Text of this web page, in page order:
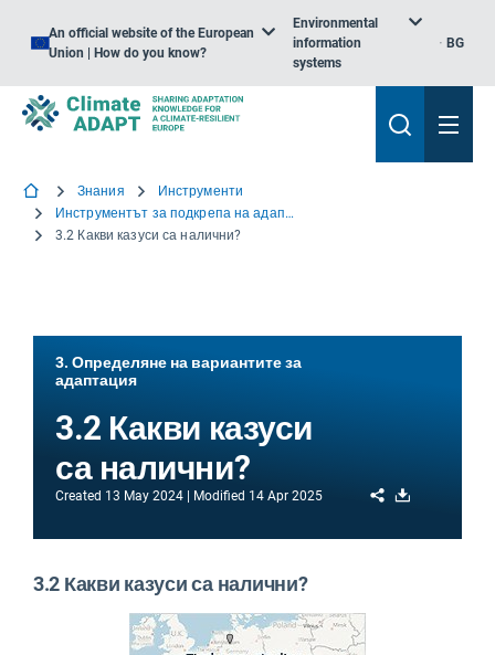
An official website of the European
Union | How do you know?
Environmental
information
systems
BG
Знания
Инструменти
Инструментът за подкрепа на адаптирането — да започнем
3.2 Какви казуси са налични?
3. Определяне на вариантите за
адаптация
3.2 Какви казуси
са налични?
Created 13 May 2024 Modified 14 Apr 2025 Share
3.2 Какви казуси са налични?